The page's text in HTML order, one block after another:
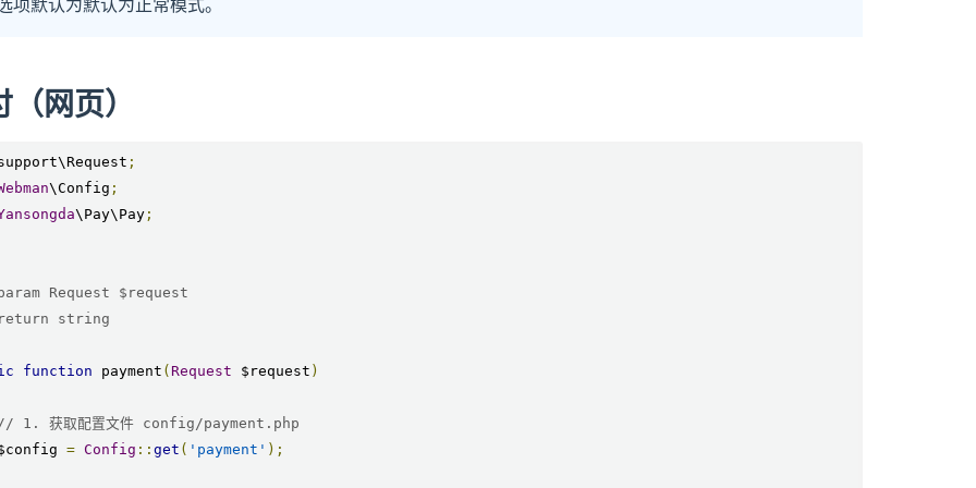
项默认为默认为正常模式。
网页）
;
\Config ;
\Pay\Pay ;
function payment ( Request $request )
1. 获取配置文件 config/payment.php
$config
= Config ::get ( 'payment' );